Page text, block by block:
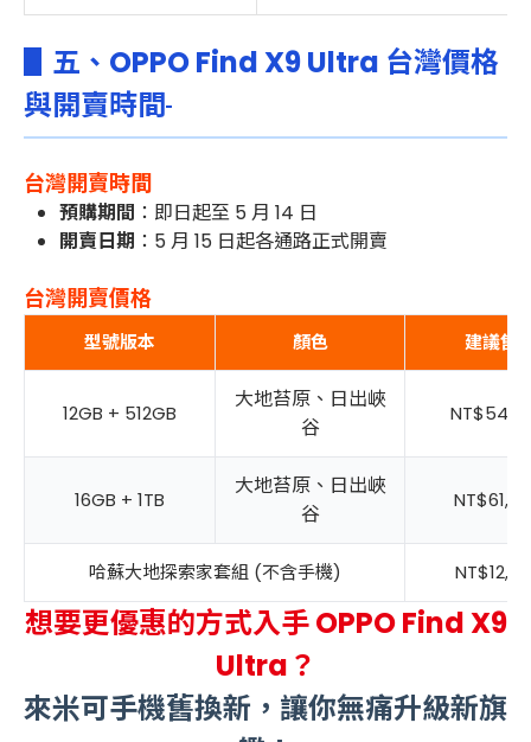
▋五、OPPO Find X9 Ultra 台灣價格
與開賣時間
台灣開賣時間
預購期間 ：即日起至 5 月 14 日
開賣日期 ：5 月 15 日起各通路正式開賣
台灣開賣價格
型號版本 顏色 建議售
12GB + 512GB
大地苔原、 日出峽
谷
16GB + 1TB
大地苔原、 日出峽
谷
哈蘇大地探索家套組 (不含手機)
想要更優惠的方式入手 OPPO Find X9
Ultra？
來米可手機舊換新，讓你無痛升級新旗